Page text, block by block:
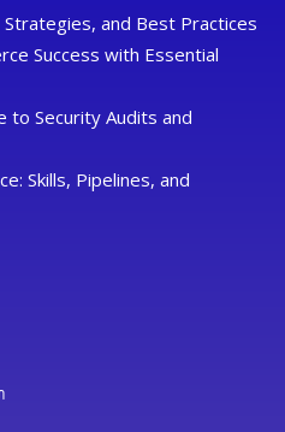
Strategies, and Best Practices
Success with Essential
to Security Audits and
Skills, Pipelines, and